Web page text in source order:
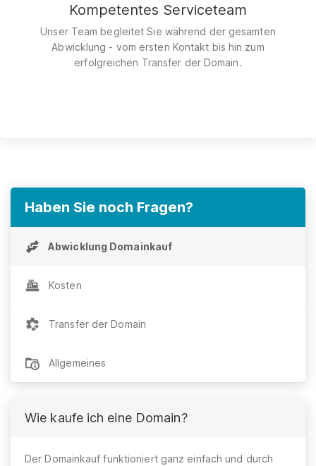
Kompetentes Serviceteam
Unser Team begleitet Sie während der gesamten
Abwicklung - vom ersten Kontakt bis hin zum
erfolgreichen Transfer der Domain.
Haben Sie noch Fragen?
Abwicklung Domainkauf
Kosten
Transfer der Domain
Allgemeines
Wie kaufe ich eine Domain?
Der Domainkauf funktioniert ganz einfach und durch